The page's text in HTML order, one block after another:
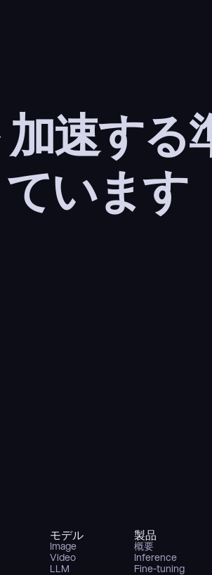
速する
います
モデル
Image
Video
LLM
製品
概要
Inference
Fine-tuning